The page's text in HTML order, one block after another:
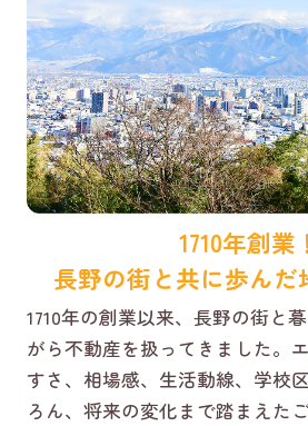
1710年創業
長野の街と共に歩んだ
1710年の創業以来、長野の街と
がら不動産を扱ってきました。
すさ、相場感、生活動線、学校
ろん、将来の変化まで踏まえた